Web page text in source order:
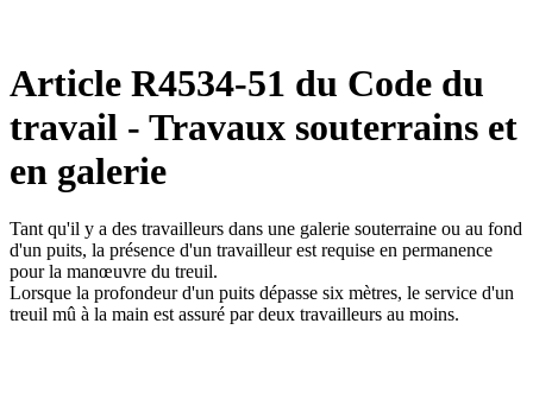
Article R4534-51 du Code du
travail - Travaux souterrains et
en galerie
Tant qu'il y a des travailleurs dans une galerie souterraine ou au fond
d'un puits, la présence d'un travailleur est requise en permanence
pour la manœuvre du treuil.
Lorsque la profondeur d'un puits dépasse six mètres, le service d'un
treuil mû à la main est assuré par deux travailleurs au moins.